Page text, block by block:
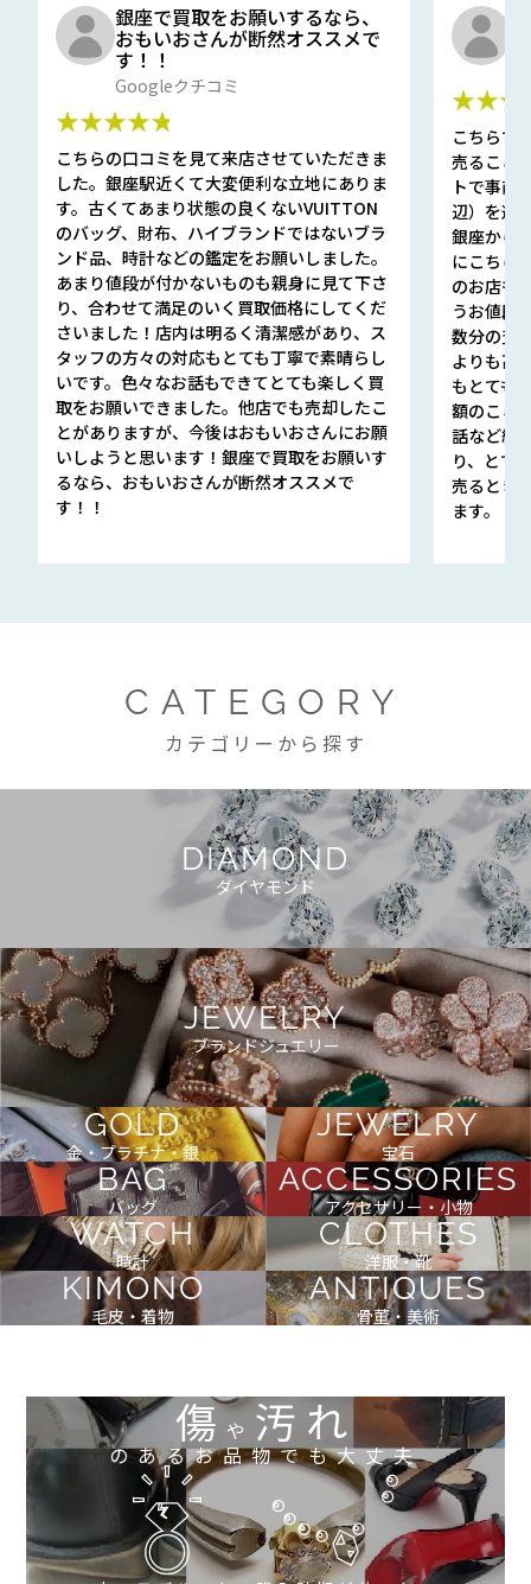
銀座で買取をお願いするなら、
おもいおさんが断然オススメで
す！！
Googleクチコミ
★★★★★
こちらの口コミを見て来店させていただきま
した。銀座駅近くて大変便利な立地にありま
す。古くてあまり状態の良くないVUITTON
のバッグ、財布、ハイブランドではないブラ
ンド品、時計などの鑑定をお願いしました。
あまり値段が付かないものも親身に見て下さ
り、合わせて満足のいく買取価格にしてくだ
さいました！店内は明るく清潔感があり、ス
タッフの方々の対応もとても丁寧で素晴らし
いです。色々なお話もできてとても楽しく買
取をお願いできました。他店でも売却したこ
とがありますが、今後はおもいおさんにお願
いしようと思います！銀座で買取をお願いす
るなら、おもいおさんが断然オススメで
す！！
こちらで
売ること
トで事前
辺）を選
銀座から
にこちら
のお店も
うお値段
数分の査
よりも高
もとても
額のこと
話など細
り、とて
売るとき
ます。
CATEGORY
カテゴリーから探す
DIAMOND
ダイヤモンド
JEWELRY
ブランドジュエリー
GOLD
金・プラチナ・銀
JEWELRY
宝石
BAG
バッグ
ACCESSORIES
アクセサリー・小物
WATCH
時計
CLOTHES
洋服・靴
KIMONO
毛皮・着物
ANTIQUES
骨董・美術
傷や 汚れ
のあるお品物でも大丈夫